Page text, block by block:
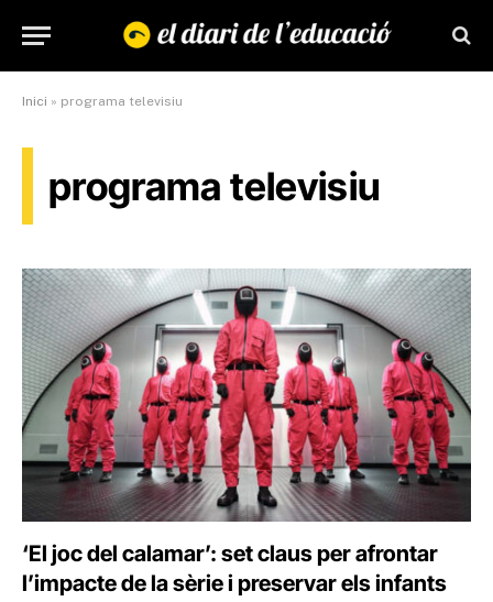
Inici » programa televisiu
programa televisiu
‘El joc del calamar’: set claus per afrontar
l’impacte de la sèrie i preservar els infants